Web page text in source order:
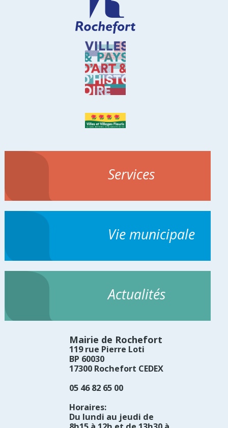
Services
Vie municipale
Actualités
Mairie de Rochefort
119 rue Pierre Loti
BP 60030
17300 Rochefort CEDEX
05 46 82 65 00
Horaires:
Du lundi au jeudi de